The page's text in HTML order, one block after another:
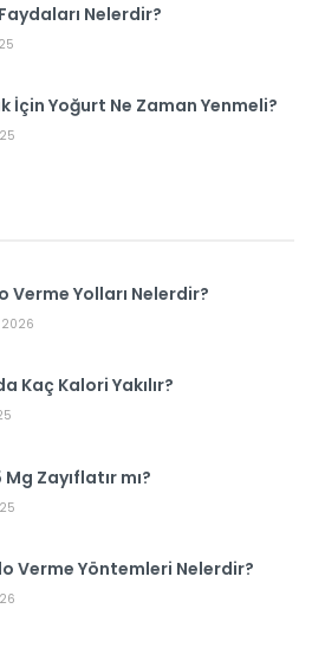
Faydaları Nelerdir?
İçin Yoğurt Ne Zaman Yenmeli?
Verme Yolları Nelerdir?
2026
Kaç Kalori Yakılır?
Zayıflatır mı?
Verme Yöntemleri Nelerdir?